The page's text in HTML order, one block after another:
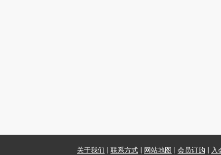
关于我们 联系方式 网站地图 会员订购
入